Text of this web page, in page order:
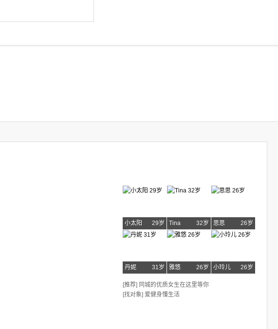
小太阳 29岁 Tina 32岁 思思 26岁
丹妮 31岁 雅悠 26岁 小玲儿 26岁
[推荐] 同城的优质女生在这里等你
[找对象] 爱健身懂生活